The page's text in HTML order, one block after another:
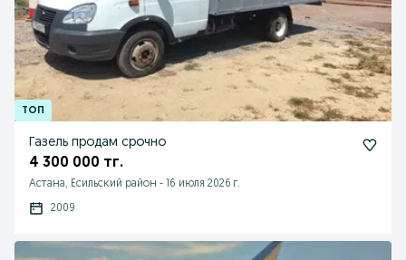
Газель продам срочно
4 300 000 тг.
Астана, Есильский район - 16 июля 2026 г.
2009